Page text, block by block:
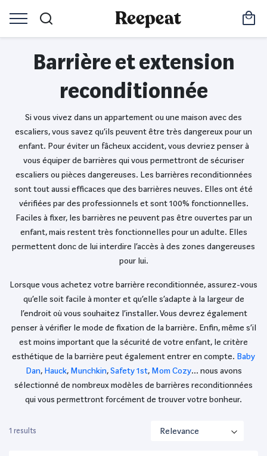
Barrière et extension
reconditionnée
Si vous vivez dans un appartement ou une maison avec des
escaliers, vous savez qu’ils peuvent être très dangereux pour un
enfant. Pour éviter un fâcheux accident, vous devriez penser à
vous équiper de barrières qui vous permettront de sécuriser
escaliers ou pièces dangereuses. Les barrières reconditionnées
sont tout aussi efficaces que des barrières neuves. Elles ont été
vérifiées par des professionnels et sont 100% fonctionnelles.
Faciles à fixer, les barrières ne peuvent pas être ouvertes par un
enfant, mais restent très fonctionnelles pour un adulte. Elles
permettent donc de lui interdire l’accès à des zones dangereuses
pour lui.
Lorsque vous achetez votre barrière reconditionnée, assurez-vous
qu’elle soit facile à monter et qu’elle s’adapte à la largeur de
l’endroit où vous souhaitez l’installer. Vous devrez également
penser à vérifier le mode de fixation de la barrière. Enfin, même s’il
est moins important que la sécurité de votre enfant, le critère
esthétique de la barrière peut également entrer en compte. Baby
Dan, Hauck, Munchkin,Safety 1st, Mom Cozy… nous avons
sélectionné de nombreux modèles de barrières reconditionnées
qui vous permettront forcément de trouver votre bonheur.
1 results